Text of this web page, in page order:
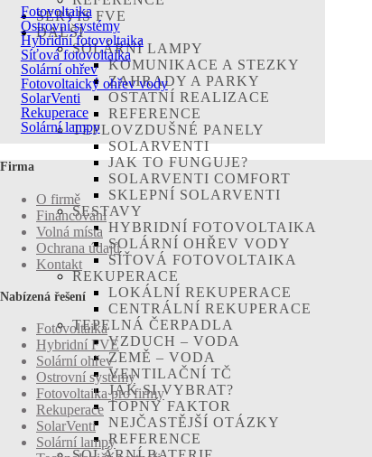
SERVIS FVE
DALŠÍ
SOLÁRNÍ LAMPY
KOMUNIKACE A STEZKY
ZAHRADY A PARKY
OSTATNÍ REALIZACE
REFERENCE
TEPLOVZDUŠNÉ PANELY
SOLARVENTI
JAK TO FUNGUJE?
SOLARVENTI COMFORT
SKLEPNÍ SOLARVENTI
SESTAVY
HYBRIDNÍ FOTOVOLTAIKA
SOLÁRNÍ OHŘEV VODY
SÍŤOVÁ FOTOVOLTAIKA
REKUPERACE
LOKÁLNÍ REKUPERACE
CENTRÁLNÍ REKUPERACE
TEPELNÁ ČERPADLA
VZDUCH – VODA
ZEMĚ – VODA
VENTILAČNÍ TČ
JAK SI VYBRAT?
TOPNÝ FAKTOR
NEJČASTĚJŠÍ OTÁZKY
REFERENCE
Fotovoltaika
Ostrovní systémy
Hybridní fotovoltaika
Síťová fotovoltaika
Solární ohřev
Fotovoltaický ohřev vody
SolarVenti
Rekuperace
Solární lampy
Firma
O firmě
Financování
Volná místa
Ochrana údajů
Kontakt
Nabízená řešení
Fotovoltaika
Hybridní FVE
Solární ohřev
Ostrovní systémy
Fotovoltaika pro firmy
Rekuperace
SolarVenti
Solární lampy